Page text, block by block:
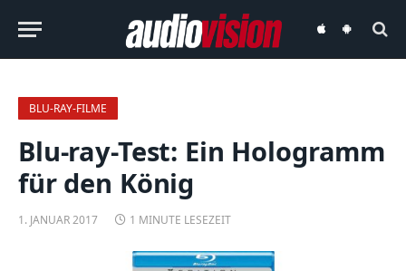
audiovisionaudiovision
BLU-RAY-FILME
Blu-ray-Test: Ein Hologramm
für den König
1. JANUAR 2017 1 MINUTE LESEZEIT